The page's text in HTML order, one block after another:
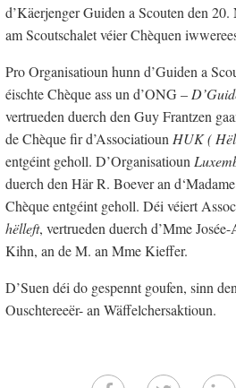
d’Käerjenger Guiden a Scouten den
am Scoutschalet véier Chèquen
Pro Organisatioun hunn d’Guiden a
éischte Chèque ass un d’ONG –
vertrueden duerch den Guy Frantzen
de Chèque fir d’Associatioun HUK (
entgéint geholl. D’Organisatioun
duerch den Här R. Boever an
Chèque entgéint geholl. Déi véiert
hëlleft, vertrueden duerch d’Mme
Kihn, an de M. an Mme Kieffer.
D’Suen déi do gespennt goufen, sinn
Ouschtereeër- an Wäffelchersaktioun.